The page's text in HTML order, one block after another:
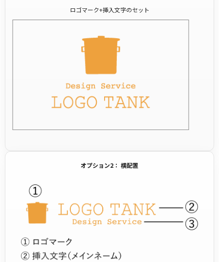
ロゴマーク+挿入文字のセット
オプション2： 横配置